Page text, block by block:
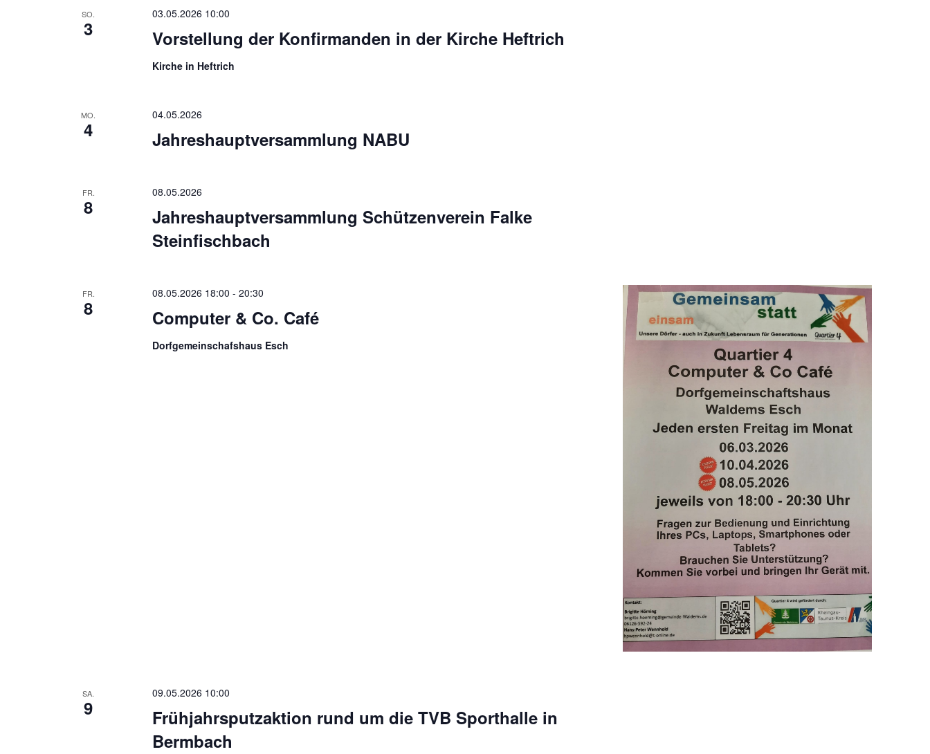
SO.
3 Vorstellung der Konfirmanden in der Kirche Heftrich
03.05.2026 10:00
Kirche in Heftrich
MO.
4 Jahreshauptversammlung NABU
04.05.2026
FR.
8
Jahreshauptversammlung Schützenverein Falke
Steinfischbach
08.05.2026
FR.
8 Computer & Co. Café
08.05.2026 18:00 - 20:30
Dorfgemeinschafshaus Esch
SA.
9
Frühjahrsputzaktion rund um die TVB Sporthalle in
Bermbach
09.05.2026 10:00